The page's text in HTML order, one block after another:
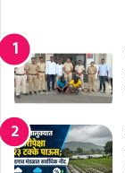
द्या
वी
:
जि
.
प
.
अ
अ
भ्या
सा
र्थीं
सा
ठी
मा
र्ग